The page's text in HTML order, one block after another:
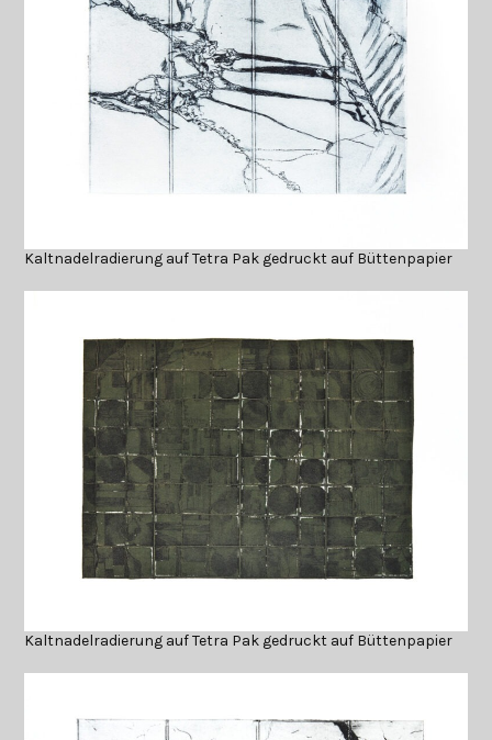
Kaltnadelradierung auf Tetra Pak gedruckt auf Büttenpapier
Kaltnadelradierung auf Tetra Pak gedruckt auf Büttenpapier